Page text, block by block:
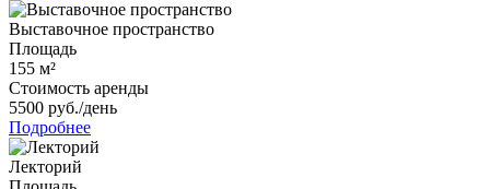
Выставочное пространство
Площадь
155 м²
Стоимость аренды
5500 руб./день
Подробнее
Лекторий